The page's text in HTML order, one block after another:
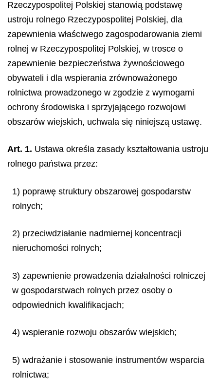
Rzeczypospolitej Polskiej stanowią podstawę
ustroju rolnego Rzeczypospolitej Polskiej, dla
zapewnienia właściwego zagospodarowania ziemi
rolnej w Rzeczypospolitej Polskiej, w trosce o
zapewnienie bezpieczeństwa żywnościowego
obywateli i dla wspierania zrównoważonego
rolnictwa prowadzonego w zgodzie z wymogami
ochrony środowiska i sprzyjającego rozwojowi
obszarów wiejskich, uchwala się niniejszą ustawę.
Art. 1. Ustawa określa zasady kształtowania ustroju
rolnego państwa przez:
1) poprawę struktury obszarowej gospodarstw
rolnych;
2) przeciwdziałanie nadmiernej koncentracji
nieruchomości rolnych;
3) zapewnienie prowadzenia działalności rolniczej
w gospodarstwach rolnych przez osoby o
odpowiednich kwalifikacjach;
4) wspieranie rozwoju obszarów wiejskich;
5) wdrażanie i stosowanie instrumentów wsparcia
rolnictwa;